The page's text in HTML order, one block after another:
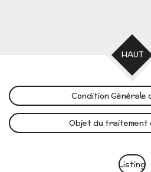
HAUT
Condition Générale
Objet du traitement
Listing